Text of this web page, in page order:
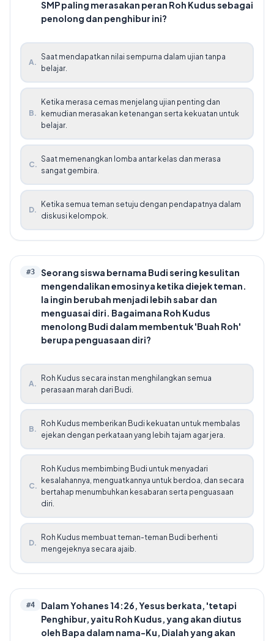
SMP paling merasakan peran Roh Kudus sebagai
penolong dan penghibur ini?
A.
Saat mendapatkan nilai sempurna dalam ujian tanpa
belajar.
B.
Ketika merasa cemas menjelang ujian penting dan
kemudian merasakan ketenangan serta kekuatan untuk
belajar.
C.
Saat memenangkan lomba antar kelas dan merasa
sangat gembira.
D.
Ketika semua teman setuju dengan pendapatnya dalam
diskusi kelompok.
#3
Seorang siswa bernama Budi sering kesulitan
mengendalikan emosinya ketika diejek teman.
Ia ingin berubah menjadi lebih sabar dan
menguasai diri. Bagaimana Roh Kudus
menolong Budi dalam membentuk 'Buah Roh'
berupa penguasaan diri?
A.
Roh Kudus secara instan menghilangkan semua
perasaan marah dari Budi.
B.
Roh Kudus memberikan Budi kekuatan untuk membalas
ejekan dengan perkataan yang lebih tajam agar jera.
C.
Roh Kudus membimbing Budi untuk menyadari
kesalahannya, menguatkannya untuk berdoa, dan secara
bertahap menumbuhkan kesabaran serta penguasaan
diri.
D.
Roh Kudus membuat teman-teman Budi berhenti
mengejeknya secara ajaib.
#4
Dalam Yohanes 14:26, Yesus berkata, 'tetapi
Penghibur, yaitu Roh Kudus, yang akan diutus
oleh Bapa dalam nama-Ku, Dialah yang akan